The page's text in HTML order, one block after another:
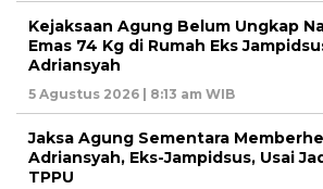
Kejaksaan Agung Belum Ungkap
Emas 74 Kg di Rumah Eks
Adriansyah
5 Agustus 2026 | 8:13 am WIB
Jaksa Agung Sementara
Adriansyah, Eks-Jampidsus, Usai
TPPU